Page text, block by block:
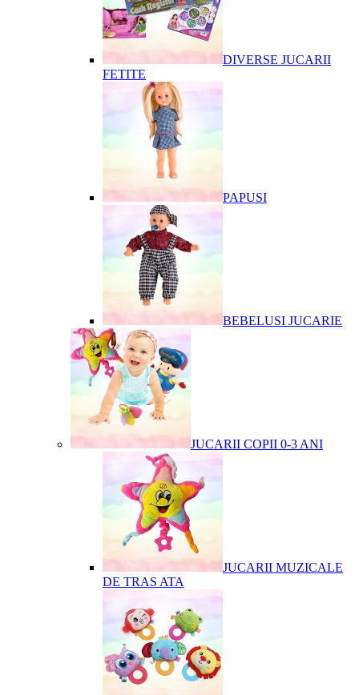
DIVERSE JUCARII
FETITE
PAPUSI
BEBELUSI JUCARIE
JUCARII COPII 0-3 ANI
JUCARII MUZICALE
DE TRAS ATA